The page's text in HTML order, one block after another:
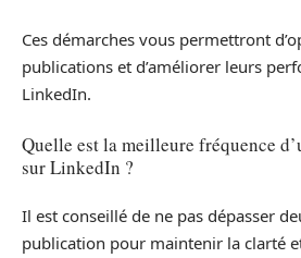
Ces démarches vous permettront
publications et d’améliorer leurs
LinkedIn.
Quelle est la meilleure fréquence
sur LinkedIn ?
Il est conseillé de ne pas dépasser
publication pour maintenir la clarté